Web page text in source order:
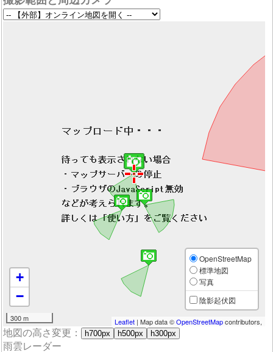
+
−
300 m
OpenStreetMap
標準地図
写真
陰影起伏図
Leaflet | Map data ©OpenStreetMapcontributors,
地図の高さ変更： h700px h500px h300px
雨雲レーダー